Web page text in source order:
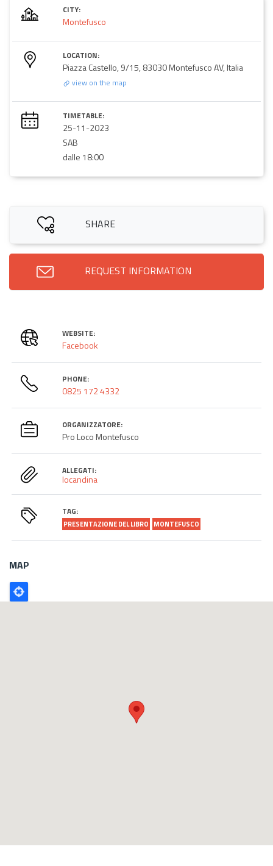
CITY:
Montefusco
LOCATION:
Piazza Castello, 9/15, 83030 Montefusco AV, Italia
view on the map
TIMETABLE:
25-11-2023
SAB
dalle 18:00
SHARE
REQUEST INFORMATION
WEBSITE:
Facebook
PHONE:
0825 172 4332
ORGANIZZATORE:
Pro Loco Montefusco
ALLEGATI:
locandina
TAG:
PRESENTAZIONE DEL LIBRO MONTEFUSCO
MAP
Poligono
GEO